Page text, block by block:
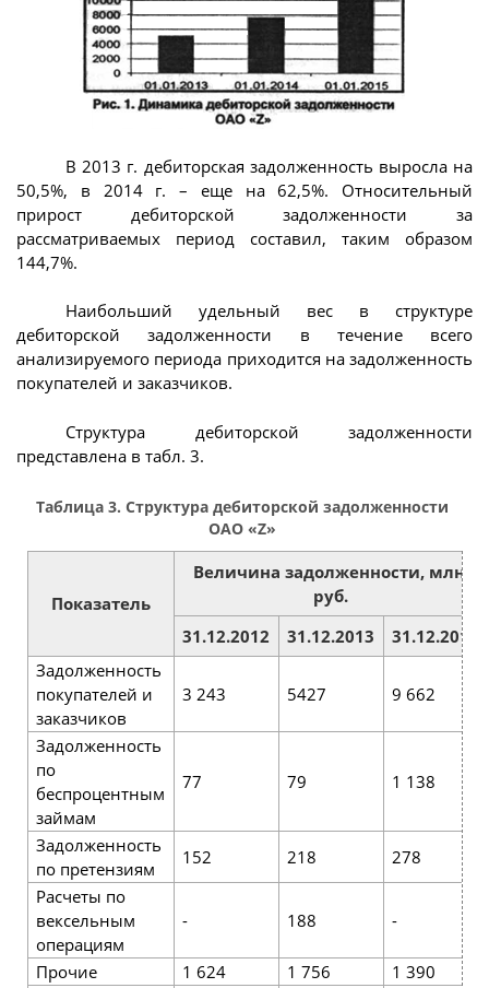
В 2013 г. дебиторская задолженность выросла на
50,5%, в 2014 г. – еще на 62,5%. Относительный
прирост дебиторской задолженности за
рассматриваемых период составил, таким образом
144,7%.
Наибольший удельный вес в структуре
дебиторской задолженности в течение всего
анализируемого периода приходится на задолженность
покупателей и заказчиков.
Структура дебиторской задолженности
представлена в табл. 3.
Таблица 3. Структура дебиторской задолженности
ОАО «Z»
Показатель
Величина задолженности, млн.
руб.
31.12.2012
31.12.2013
31.12.2014
Задолженность
покупателей и
заказчиков
3 243 5427 9 662
Задолженность
по
беспроцентным
займам
77 79 1 138
Задолженность
по претензиям
152 218
278
Расчеты по
вексельным
операциям
- 188 -
Прочие 1 624 1 756 1 390